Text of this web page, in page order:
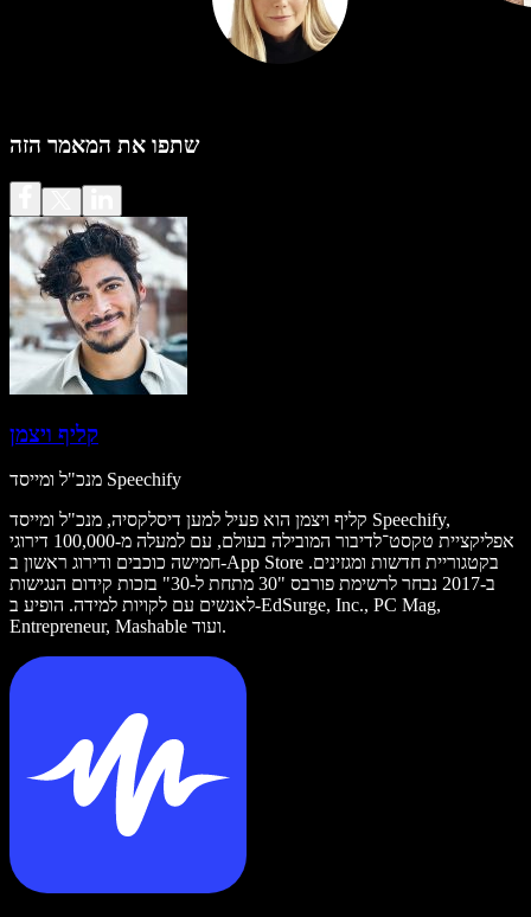
שתפו את המאמר הזה
קליף ויצמן
מנכ"ל ומייסד Speechify
קליף ויצמן הוא פעיל למען דיסלקסיה, מנכ"ל ומייסד Speechify,
אפליקציית טקסט־לדיבור המובילה בעולם, עם למעלה מ-100,000 דירוגי
חמישה כוכבים ודירוג ראשון ב-App Store בקטגוריית חדשות ומגזינים.
ב-2017 נבחר לרשימת פורבס "30 מתחת ל-30" בזכות קידום הנגישות
לאנשים עם לקויות למידה. הופיע ב-EdSurge, Inc., PC Mag,
Entrepreneur, Mashable ועוד.